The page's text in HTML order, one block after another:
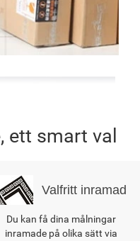
ett smart val
Valfritt inramad
Du kan få dina målningar
inramade på olika sätt via